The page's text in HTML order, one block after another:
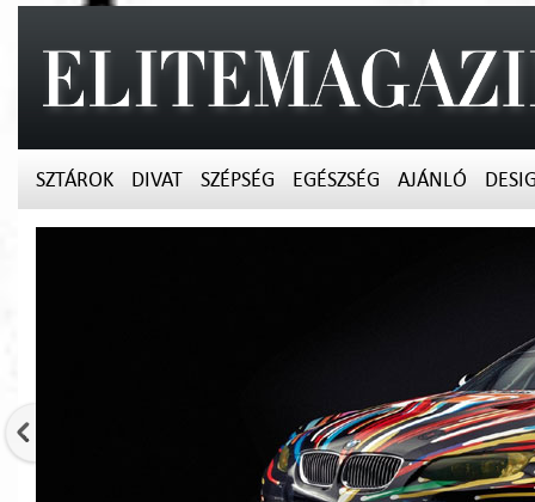
SZTÁROK DIVAT SZÉPSÉG EGÉSZSÉG AJÁNLÓ